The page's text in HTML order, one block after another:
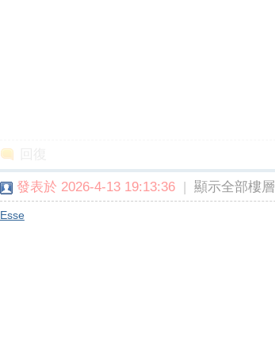
發表於 2026-4-13 19:13:36 | 顯示全部樓層
Esse